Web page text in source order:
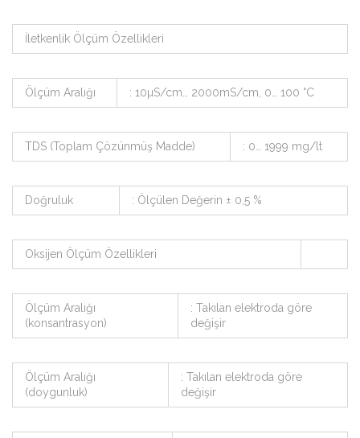
İletkenlik Ölçüm Özellikleri
Ölçüm Aralığı : 10µS/cm… 2000mS/cm, 0… 100 °C
TDS (Toplam Çözünmüş Madde) : 0… 1999 mg/lt
Doğruluk : Ölçülen Değerin ± 0,5 %
Oksijen Ölçüm Özellikleri
Ölçüm Aralığı
(konsantrasyon)
: Takılan elektroda göre
değişir
Ölçüm Aralığı
(doygunluk)
: Takılan elektroda göre
değişir